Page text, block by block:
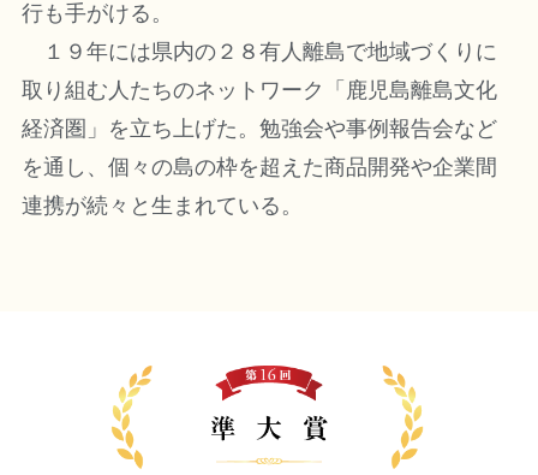
行も手がける。
１９年には県内の２８有人離島で地域づくりに
取り組む人たちのネットワーク「鹿児島離島文化
経済圏」を立ち上げた。勉強会や事例報告会など
を通し、個々の島の枠を超えた商品開発や企業間
連携が続々と生まれている。